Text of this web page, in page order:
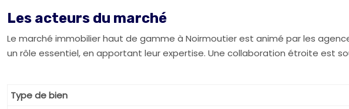
Les acteurs du marché
Le marché immobilier haut de gamme à Noirmoutier est animé par les
un rôle essentiel, en apportant leur expertise. Une collaboration étroite est
Type de bien